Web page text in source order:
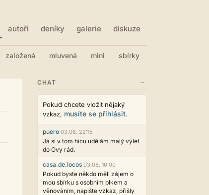
autoři deníky galerie diskuze
založená mluvená mini sbírky
CHAT −
Pokud chcete vložit nějaký
vzkaz, musíte se přihlásit.
puero 03.08. 22:15
Já si v tom hicu udělám malý výlet
do Ovy rád.
casa.de.locos 03.08. 16:00
Pokud byste někdo měli zájem o
mou sbírku s osobním plkem a
věnováním, napište vzkaz, přišly